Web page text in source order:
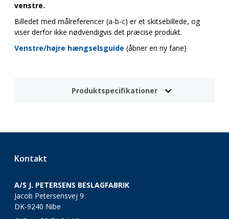
venstre.
Billedet med målreferencer (a-b-c) er et skitsebillede, og
viser derfor ikke nødvendigvis det præcise produkt.
Venstre/højre hængselsguide (åbner en ny fane)
Produktspecifikationer
Kontakt
A/S J. PETERSENS BESLAGFABRIK
Jacob Petersensvej 9
DK-9240 Nibe